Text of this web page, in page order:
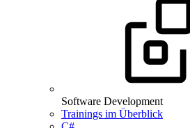
Software Development
Trainings im Überblick